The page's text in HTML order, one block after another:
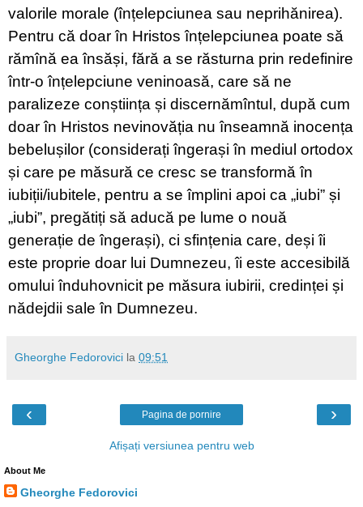
valorile morale (înțelepciunea sau neprihănirea).
Pentru că doar în Hristos înțelepciunea poate să
rămînă ea însăși, fără a se răsturna prin redefinire
într-o înțelepciune veninoasă, care să ne
paralizeze conștiința și discernămîntul, după cum
doar în Hristos nevinovăția nu înseamnă inocența
bebelușilor (considerați îngerași în mediul ortodox
și care pe măsură ce cresc se transformă în
iubiții/iubitele, pentru a se împlini apoi ca „iubi” și
„iubi”, pregătiți să aducă pe lume o nouă
generație de îngerași), ci sfințenia care, deși îi
este proprie doar lui Dumnezeu, îi este accesibilă
omului înduhovnicit pe măsura iubirii, credinței și
nădejdii sale în Dumnezeu.
Gheorghe Fedorovici la 09:51
‹ ›
Pagina de pornire
Afișați versiunea pentru web
About Me
Gheorghe Fedorovici